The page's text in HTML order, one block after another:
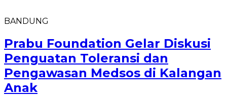
BANDUNG
Prabu Foundation Gelar Diskusi
Penguatan Toleransi dan
Pengawasan Medsos di Kalangan
Anak